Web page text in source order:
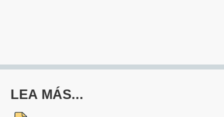
LEA MÁS...